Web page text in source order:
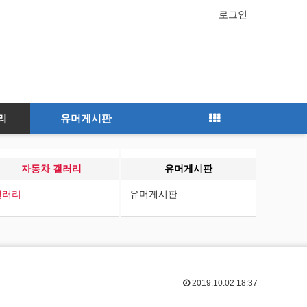
로그인
유머게시판
자동차 갤러리
리
유머게시판
유머게시판
2019.10.02 18:37